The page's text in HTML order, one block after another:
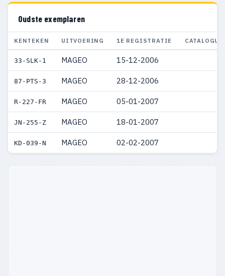
Oudste exemplaren
KENTEKEN UITVOERING 1E REGISTRATIE
33-SLK-1 MAGEO 15-12-2006
87-PTS-3 MAGEO 28-12-2006
R-227-FR MAGEO 05-01-2007
JN-255-Z MAGEO 18-01-2007
KD-039-N MAGEO 02-02-2007